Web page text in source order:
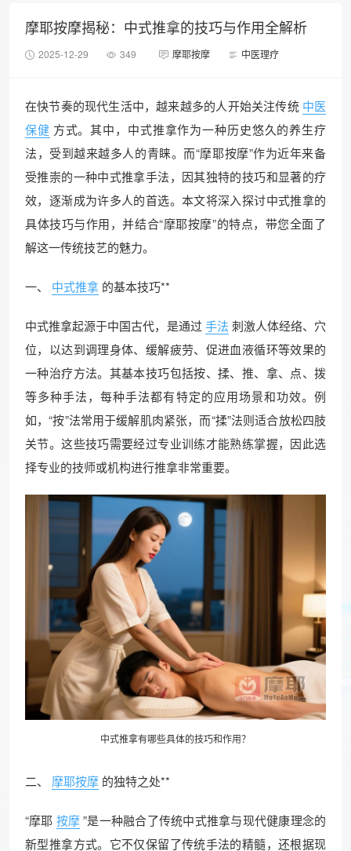
摩耶按摩揭秘：中式推拿的技巧与作用全解析
2025-12-29 349 摩耶按摩 中医理疗
在快节奏的现代生活中，越来越多的人开始关注传统 中医
保健 方式。其中，中式推拿作为一种历史悠久的养生疗
法，受到越来越多人的青睐。而“摩耶按摩”作为近年来备
受推崇的一种中式推拿手法，因其独特的技巧和显著的疗
效，逐渐成为许多人的首选。本文将深入探讨中式推拿的
具体技巧与作用，并结合“摩耶按摩”的特点，带您全面了
解这一传统技艺的魅力。
一、 中式推拿 的基本技巧**
中式推拿起源于中国古代，是通过 手法 刺激人体经络、穴
位，以达到调理身体、缓解疲劳、促进血液循环等效果的
一种治疗方法。其基本技巧包括按、揉、推、拿、点、拨
等多种手法，每种手法都有特定的应用场景和功效。例
如，“按”法常用于缓解肌肉紧张，而“揉”法则适合放松四肢
关节。这些技巧需要经过专业训练才能熟练掌握，因此选
择专业的技师或机构进行推拿非常重要。
中式推拿有哪些具体的技巧和作用？
二、 摩耶按摩 的独特之处**
“摩耶 按摩 ”是一种融合了传统中式推拿与现代健康理念的
新型推拿方式。它不仅保留了传统手法的精髓，还根据现